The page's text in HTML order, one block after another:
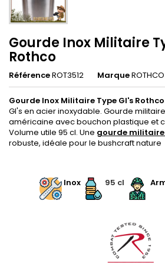
Gourde Inox Militaire
Rothco
RéférenceROT3512 MarqueROTHCO
Gourde Inox Militaire Type GI's Rothco
GI's en acier inoxydable. Gourde
américaine avec bouchon plastique et
Volume utile 95 cl. Une gourde
robuste, idéale pour le bushcraft nature
Inox
95 cl